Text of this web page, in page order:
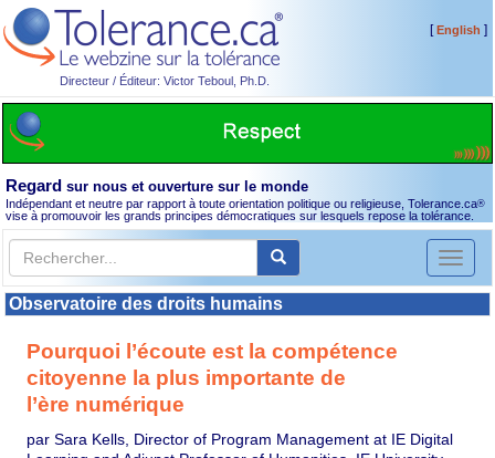
Directeur / Éditeur: Victor Teboul, Ph.D.
[English ]
Regard sur nous et ouverture sur le monde
Indépendant et neutre par rapport à toute orientation politique ou religieuse, Tolerance.ca®
vise à promouvoir les grands principes démocratiques sur lesquels repose la tolérance.
Toggle
Observatoire des droits humains
Pourquoi l’écoute est la compétence
citoyenne la plus importante de
l’ère numérique
par Sara Kells, Director of Program Management at IE Digital